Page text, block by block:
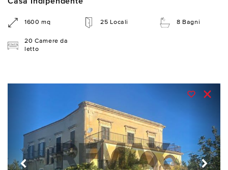
Casa Indipendente
1600 mq 25 Locali 8 Bagni
20 Camere da
letto